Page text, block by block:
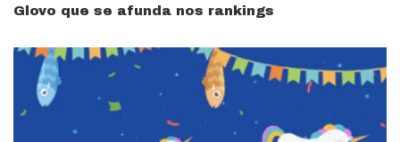
Glovo que se afunda nos rankings